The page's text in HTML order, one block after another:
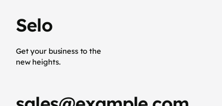
Selo
Get your business to the
new heights.